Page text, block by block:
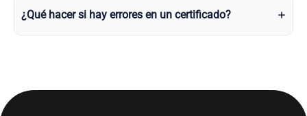
¿Qué hacer si hay errores en un certificado?